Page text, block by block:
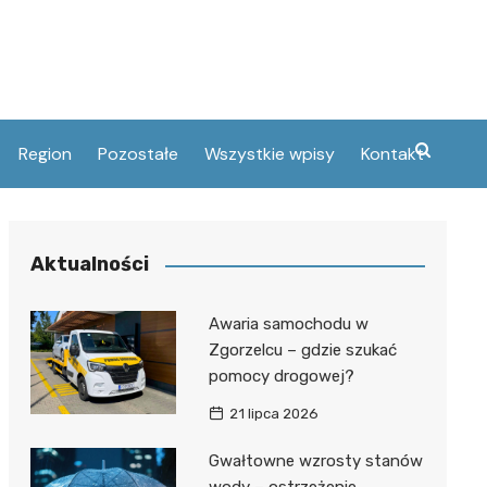
w
Oświaty
Region Pozostałe Wszystkie wpisy Kontakt
Aktualności
Awaria samochodu w
Zgorzelcu – gdzie szukać
pomocy drogowej?
21 lipca 2026
Gwałtowne wzrosty stanów